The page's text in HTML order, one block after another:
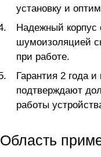
установку и
Надежный корпус
шумоизоляцией
при работе.
Гарантия 2 года
подтверждают
работы
Область